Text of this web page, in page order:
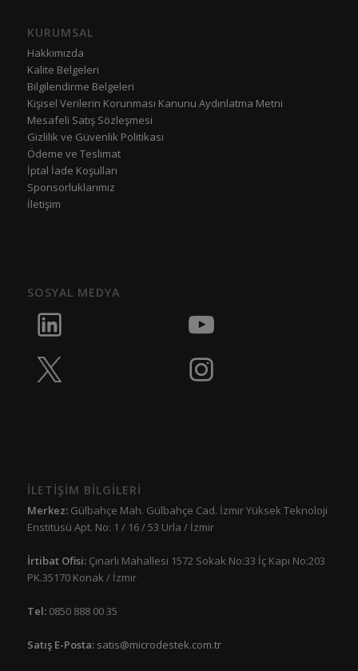
KURUMSAL
Hakkımızda
Kalite Belgeleri
Bilgilendirme Belgeleri
Kişisel Verilerin Korunması Kanunu Aydınlatma Metni
Mesafeli Satış Sözleşmesi
Gizlilik ve Güvenlik Politikası
Ödeme ve Teslimat
İptal İade Koşulları
Sponsorluklarımız
İletişim
SOSYAL MEDYA
İLETİŞİM BİLGİLERİ
Merkez:Gülbahçe Mah. Gülbahçe Cad. İzmir Yüksek Teknoloji
Enstitüsü Apt. No: 1 / 16 / 53 Urla / İzmir
İrtibat Ofisi: Çınarlı Mahallesi 1572 Sokak No:33 İç Kapı No:203
PK.35170 Konak / İzmir
Tel:0850 888 00 35
Satış E-Posta: satis@microdestek.com.tr